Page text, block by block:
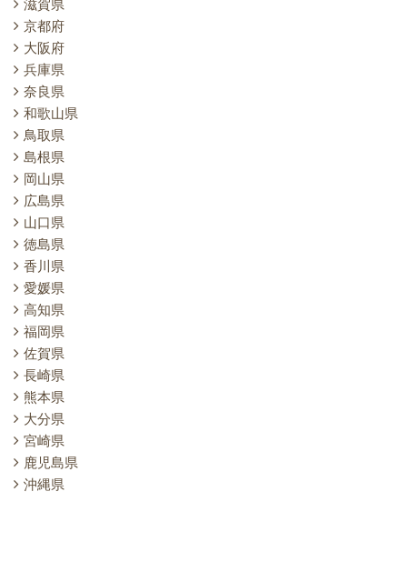
滋賀県
京都府
大阪府
兵庫県
奈良県
和歌山県
鳥取県
島根県
岡山県
広島県
山口県
徳島県
香川県
愛媛県
高知県
福岡県
佐賀県
長崎県
熊本県
大分県
宮崎県
鹿児島県
沖縄県